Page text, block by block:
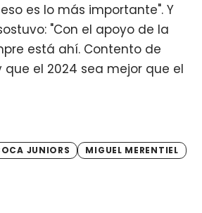
es lo más importante". Y
"Con el apoyo de la
está ahí. Contento de
que el 2024 sea mejor que el
JUNIORS MIGUEL MERENTIEL